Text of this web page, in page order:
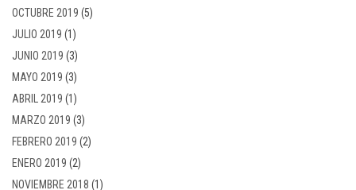
OCTUBRE 2019 (5)
JULIO 2019 (1)
JUNIO 2019 (3)
MAYO 2019 (3)
ABRIL 2019 (1)
MARZO 2019 (3)
FEBRERO 2019 (2)
ENERO 2019 (2)
NOVIEMBRE 2018 (1)